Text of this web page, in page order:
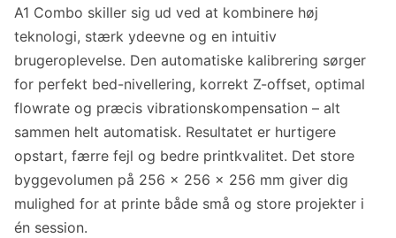
A1 Combo skiller sig ud ved at kombinere høj
teknologi, stærk ydeevne og en intuitiv
brugeroplevelse. Den automatiske kalibrering sørger
for perfekt bed-nivellering, korrekt Z-offset, optimal
flowrate og præcis vibrationskompensation – alt
sammen helt automatisk. Resultatet er hurtigere
opstart, færre fejl og bedre printkvalitet. Det store
byggevolumen på 256 × 256 × 256 mm giver dig
mulighed for at printe både små og store projekter i
én session.